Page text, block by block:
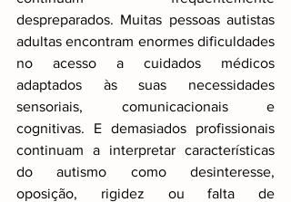
despreparados. Muitas pessoas autistas
adultas encontram enormes dificuldades
no acesso a cuidados médicos
adaptados às suas necessidades
sensoriais, comunicacionais e
cognitivas. E demasiados profissionais
continuam a interpretar características
do autismo como desinteresse,
oposição, rigidez ou falta de